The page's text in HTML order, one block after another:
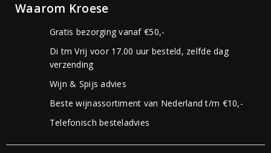
Waarom Kroese
Gratis bezorging vanaf €50,-
Di tm Vrij voor 17.00 uur besteld, zelfde dag
verzending
Wijn & Spijs advies
Beste wijnassortiment van Nederland t/m €10,-
Telefonisch besteladvies